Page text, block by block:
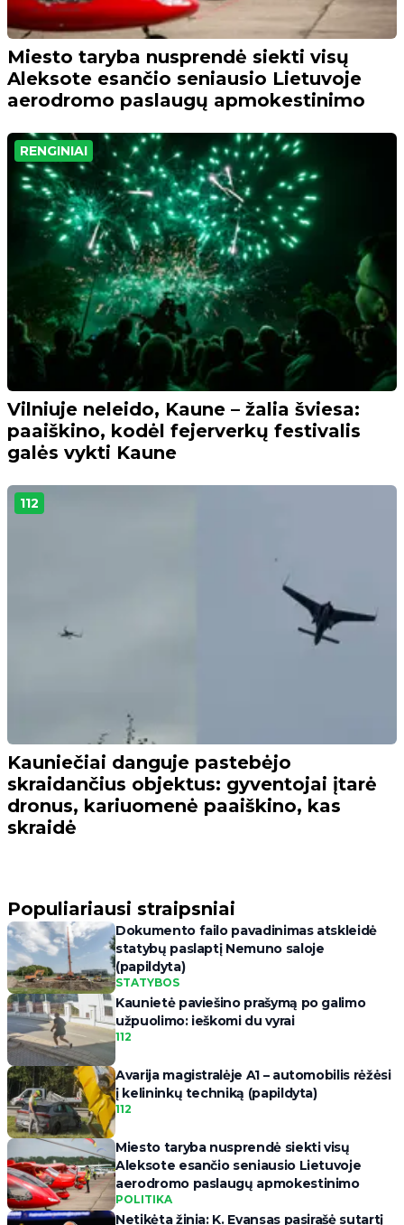
Miesto taryba nusprendė siekti visų
Aleksote esančio seniausio Lietuvoje
aerodromo paslaugų apmokestinimo
RENGINIAI
Vilniuje neleido, Kaune – žalia šviesa:
paaiškino, kodėl fejerverkų festivalis
galės vykti Kaune
112
Kauniečiai danguje pastebėjo
skraidančius objektus: gyventojai įtarė
dronus, kariuomenė paaiškino, kas
skraidė
Populiariausi straipsniai
Dokumento failo pavadinimas atskleidė
statybų paslaptį Nemuno saloje
(papildyta)
STATYBOS
Kaunietė paviešino prašymą po galimo
užpuolimo: ieškomi du vyrai
112
Avarija magistralėje A1 – automobilis rėžėsi
į kelininkų techniką (papildyta)
112
Miesto taryba nusprendė siekti visų
Aleksote esančio seniausio Lietuvoje
aerodromo paslaugų apmokestinimo
POLITIKA
Netikėta žinia: K. Evansas pasirašė sutartį